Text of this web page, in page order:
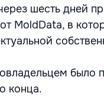
шесть дней
MoldData, в
было
конца.